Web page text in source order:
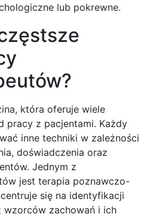
lub pokrewne.
która oferuje wiele
pracy z pacjentami. Każdy
inne techniki w zależności
doświadczenia oraz
Jednym z
jest terapia poznawczo-
się na identyfikacji
wzorców zachowań i ich